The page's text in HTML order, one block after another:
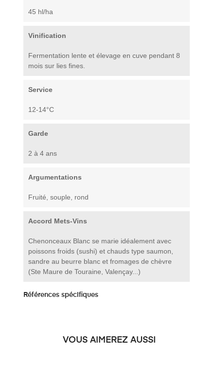
45 hl/ha
Vinification
Fermentation lente et élevage en cuve pendant 8
mois sur lies fines.
Service
12-14°C
Garde
2 à 4 ans
Argumentations
Fruité, souple, rond
Accord Mets-Vins
Chenonceaux Blanc se marie idéalement avec
poissons froids (sushi) et chauds type saumon,
sandre au beurre blanc et fromages de chèvre
(Ste Maure de Touraine, Valençay...)
Références spécifiques
VOUS AIMEREZ AUSSI